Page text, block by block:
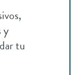
y
tu